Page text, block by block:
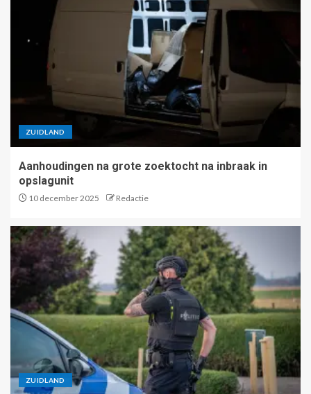
ZUIDLAND
Aanhoudingen na grote zoektocht na inbraak in
opslagunit
10 december 2025 Redactie
ZUIDLAND